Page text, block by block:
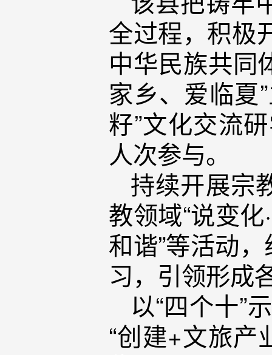
全过程，积极
中华民族共同
家乡、爱临夏
籽”文化交流
人次参与。
持续开展宗
教领域“说变
和谐”等活动
习，引领形成
以“四个十”
“创建+文旅产